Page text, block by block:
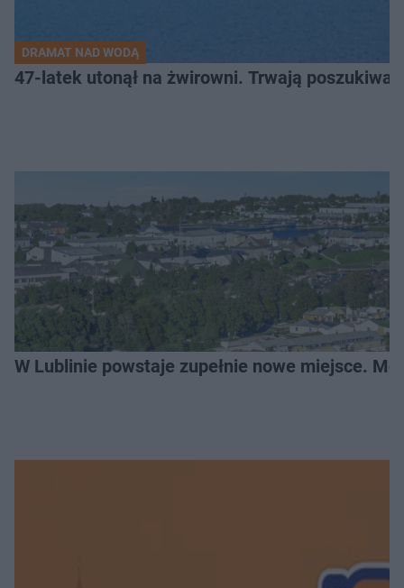
DRAMAT NAD WODĄ
47-latek utonął na żwirowni. Trwają
W Lublinie powstaje zupełnie nowe miejsce.